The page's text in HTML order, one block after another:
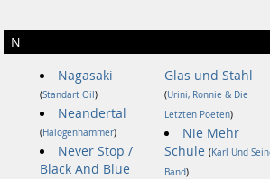
N
Nagasaki
(Standart Oil)
Neandertal
(Halogenhammer)
Never Stop /
Black And Blue
Glas und Stahl
(Urini, Ronnie & Die
Letzten Poeten)
Nie Mehr
Schule (Karl Und
Band)